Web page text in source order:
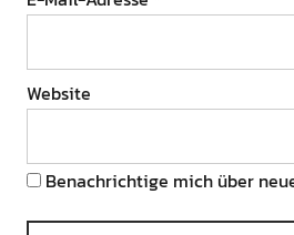
Website
Benachrichtige mich über